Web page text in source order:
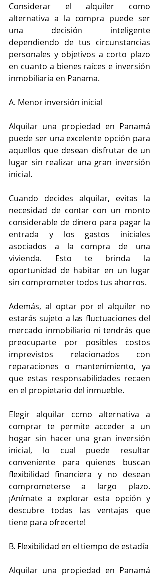
Considerar el alquiler como
alternativa a la compra puede ser
una decisión inteligente
dependiendo de tus circunstancias
personales y objetivos a corto plazo
en cuanto a bienes raíces e inversión
inmobiliaria en Panama.
A. Menor inversión inicial
Alquilar una propiedad en Panamá
puede ser una excelente opción para
aquellos que desean disfrutar de un
lugar sin realizar una gran inversión
inicial.
Cuando decides alquilar, evitas la
necesidad de contar con un monto
considerable de dinero para pagar la
entrada y los gastos iniciales
asociados a la compra de una
vivienda. Esto te brinda la
oportunidad de habitar en un lugar
sin comprometer todos tus ahorros.
Además, al optar por el alquiler no
estarás sujeto a las fluctuaciones del
mercado inmobiliario ni tendrás que
preocuparte por posibles costos
imprevistos relacionados con
reparaciones o mantenimiento, ya
que estas responsabilidades recaen
en el propietario del inmueble.
Elegir alquilar como alternativa a
comprar te permite acceder a un
hogar sin hacer una gran inversión
inicial, lo cual puede resultar
conveniente para quienes buscan
flexibilidad financiera y no desean
comprometerse a largo plazo.
¡Anímate a explorar esta opción y
descubre todas las ventajas que
tiene para ofrecerte!
B. Flexibilidad en el tiempo de estadía
Alquilar una propiedad en Panamá